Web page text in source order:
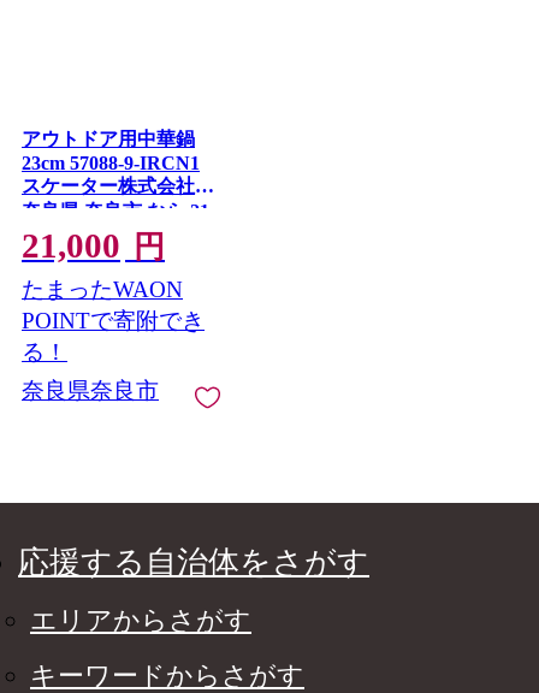
アウトドア用中華鍋
23cm 57088-9-IRCN1
スケーター株式会社
奈良県 奈良市 なら 21-
003
21,000 円
たまったWAON
POINTで寄附でき
る！
奈良県奈良市
応援する自治体をさがす
エリアからさがす
キーワードからさがす